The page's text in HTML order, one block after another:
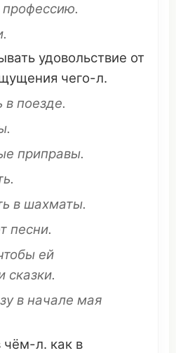
профессию.
удовольствие от
чего-л.
в поезде.
приправы.
.
в шахматы.
песни.
ей
сказки.
в начале мая
чём-л. как в